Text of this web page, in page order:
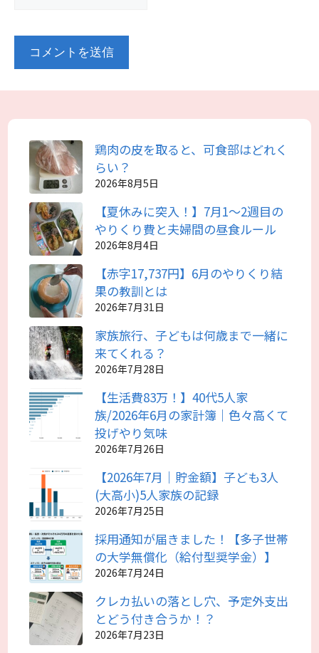
鶏肉の皮を取ると、可食部はどれく
らい？
2026年8月5日
【夏休みに突入！】7月1～2週目の
やりくり費と夫婦間の昼食ルール
2026年8月4日
【赤字17,737円】6月のやりくり結
果の教訓とは
2026年7月31日
家族旅行、子どもは何歳まで一緒に
来てくれる？
2026年7月28日
【生活費83万！】40代5人家
族/2026年6月の家計簿｜色々高くて
投げやり気味
2026年7月26日
【2026年7月｜貯金額】子ども3人
(大高小)5人家族の記録
2026年7月25日
採用通知が届きました！【多子世帯
の大学無償化（給付型奨学金）】
2026年7月24日
クレカ払いの落とし穴、予定外支出
とどう付き合うか！？
2026年7月23日